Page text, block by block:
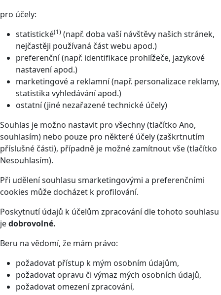
pro účely:
statistické(1) (např. doba vaší návštěvy našich stránek,
nejčastěji používaná část webu apod.)
preferenční (např. identifikace prohlížeče, jazykové
nastavení apod.)
marketingové a reklamní (např. personalizace reklamy,
statistika vyhledávání apod.)
ostatní (jiné nezařazené technické účely)
Souhlas je možno nastavit pro všechny (tlačítko Ano,
souhlasím) nebo pouze pro některé účely (zaškrtnutím
příslušné části), případně je možné zamítnout vše (tlačítko
Nesouhlasím).
Při udělení souhlasu smarketingovými a preferenčními
cookies může docházet k profilování.
Poskytnutí údajů k účelům zpracování dle tohoto souhlasu
jedobrovolné.
Beru na vědomí, že mám právo:
požadovat přístup k mým osobním údajům,
požadovat opravu či výmaz mých osobních údajů,
požadovat omezení zpracování,